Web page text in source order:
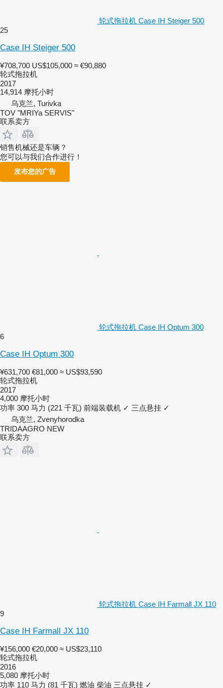
轮式拖拉机 Case IH Steiger 500
25
Case IH Steiger 500
¥708,700 US$105,000 ≈ €90,880
轮式拖拉机
2017
14,914 摩托小时
乌克兰, Turivka
TOV "MRIYa SERVIS"
联系卖方
销售机械还是车辆？
您可以与我们合作进行！
发布您的广告
轮式拖拉机 Case IH Optum 300
6
Case IH Optum 300
¥631,700 €81,000 ≈ US$93,590
轮式拖拉机
2017
4,000 摩托小时
功率 300 马力 (221 千瓦) 前端装载机 ✓ 三点悬挂 ✓
乌克兰, Zvenyhorodka
TRIDAAGRO NEW
联系卖方
轮式拖拉机 Case IH Farmall JX 110
9
Case IH Farmall JX 110
¥156,000 €20,000 ≈ US$23,110
轮式拖拉机
2016
5,080 摩托小时
功率 110 马力 (81 千瓦) 燃油 柴油 三点悬挂 ✓